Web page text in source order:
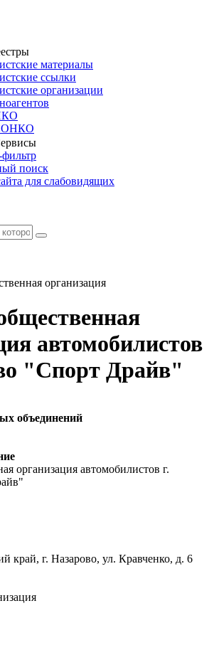
материалы
ссылки
организации
поиск
для слабовидящих
организация
автомобилистов
"Спорт Драйв"
объединений
организация автомобилистов г.
край, г. Назарово, ул. Кравченко, д. 6